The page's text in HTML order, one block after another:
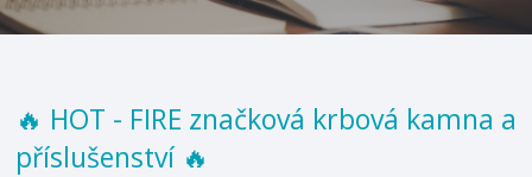
🔥 HOT - FIRE značková krbová kamna a
příslušenství 🔥